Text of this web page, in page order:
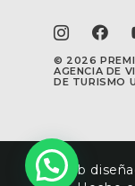
© 2026
AGENCIA DE
DE TURISMO
Web